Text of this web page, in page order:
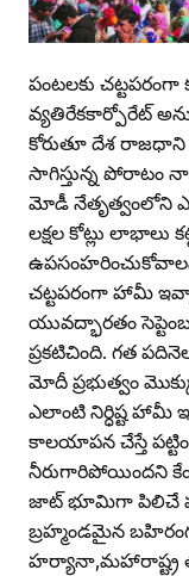
పంటలకు
వ్యతిరేకకార్పోరేట్‌
కోరుతూ దేశ రాజధాని
సాగిస్తున్న పోరాటం
మోడీ నేతృత్వంలోని
లక్షల కోట్లు లాభాలు
చట్టపరంగా హామీ
యువద్భారతం
ప్రకటిచింది. గత
మోదీ ప్రభుత్వం
ఎలాంటి నిర్ధిష్ట హామీ
కాలయాపన చేస్తే
నీరుగారిపోయిందని
జాట్‌ భూమిగా పిలిచే
బ్రహ్మండమైన
హర్యానా,మహారాష్ట్ర